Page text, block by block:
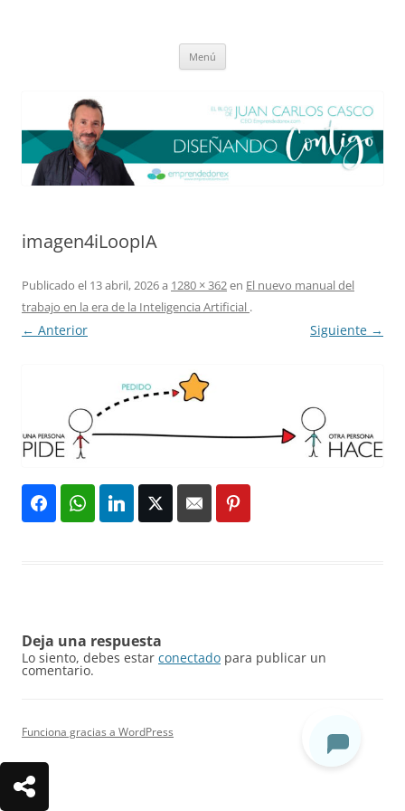
Menú
imagen4iLoopIA
Publicado el 13 abril, 2026a 1280 × 362en El nuevo manual del
trabajo en la era de la Inteligencia Artificial .
← Anterior Siguiente →
Deja una respuesta
Lo siento, debes estar conectado para publicar un
comentario.
Funciona gracias a WordPress